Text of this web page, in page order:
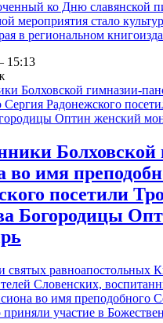
ко Дню славянской
мероприятия стало
в региональном
15:13
Болховской
во имя
посетили
Богородицы
святых равноапостольных
Словенских,
во имя преподобного
приняли участие в